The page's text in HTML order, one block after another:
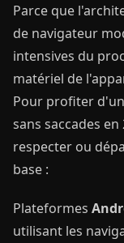
Parce que
de navigateur
intensives du
matériel de
Pour profiter
sans saccades
respecter ou
base :
Plateformes
utilisant les